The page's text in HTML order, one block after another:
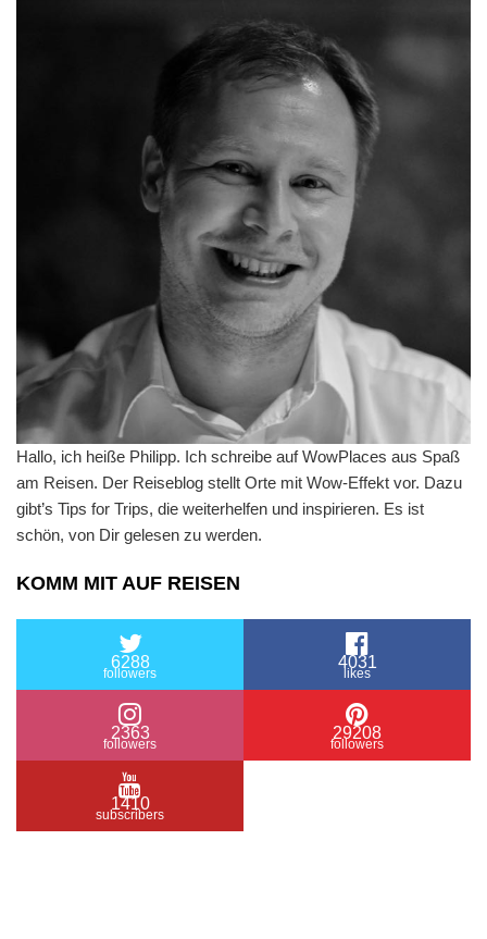
Hallo, ich heiße Philipp. Ich schreibe auf WowPlaces aus Spaß
am Reisen. Der Reiseblog stellt Orte mit Wow-Effekt vor. Dazu
gibt’s Tips for Trips, die weiterhelfen und inspirieren. Es ist
schön, von Dir gelesen zu werden.
KOMM MIT AUF REISEN
6288
followers
4031
likes
2363
followers
29208
followers
1410
subscribers